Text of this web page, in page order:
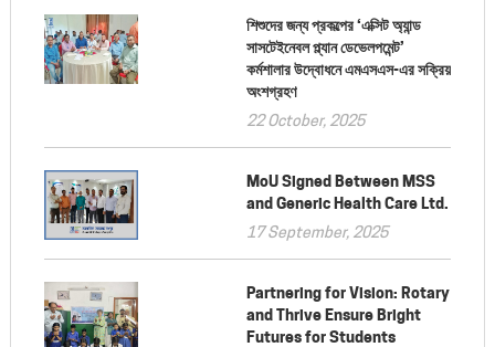
শিশুদের জন্য প্রকল্পের ‘এক্সিট অ্যান্ড
সাসটেইনেবল প্ল্যান ডেভেলপমেন্ট’
কর্মশালার উদ্বোধনে এমএসএস-এর সক্রিয়
অংশগ্রহণ
22 October, 2025
MoU Signed Between MSS
and Generic Health Care Ltd.
17 September, 2025
Partnering for Vision: Rotary
and Thrive Ensure Bright
Futures for Students